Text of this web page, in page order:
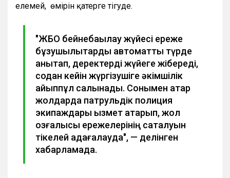
елемей, өмірін қатерге тігуде.
"ЖБО бейнебақылау жүйесі ереже
бұзушылықтарды автоматты түрде
анықтап, деректерді жүйеге жібереді,
содан кейін жүргізушіге әкімшілік
айыппұл салынады. Сонымен қатар
жолдарда патрульдік полиция
экипаждары қызмет атқарып, жол
қозғалысы ережелерінің сақталуын
тікелей қадағалауда", — делінген
хабарламада.